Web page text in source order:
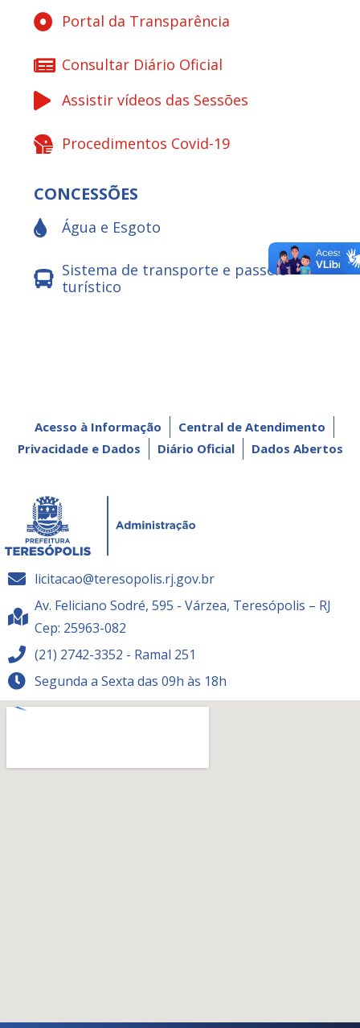
Portal da Transparência
Consultar Diário Oficial
Assistir vídeos das Sessões
Procedimentos Covid-19
CONCESSÕES
Água e Esgoto
Sistema de transporte e passeio
turístico
Acesso à Informação
Central de Atendimento
Privacidade e Dados
Diário Oficial Dados Abertos
licitacao@teresopolis.rj.gov.br
Av. Feliciano Sodré, 595 - Várzea, Teresópolis – RJ
Cep: 25963-082
(21) 2742-3352 - Ramal 251
Segunda a Sexta das 09h às 18h